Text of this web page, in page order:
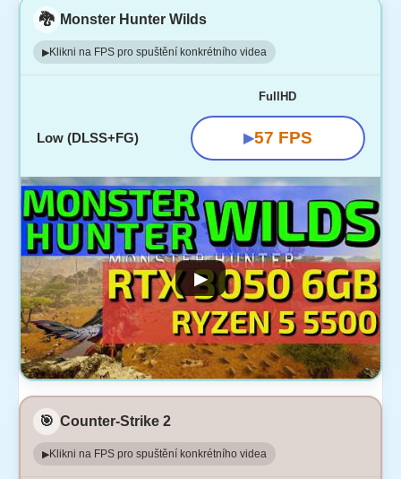
🐉 Monster Hunter Wilds
▶Klikni na FPS pro spuštění konkrétního videa
FullHD
Low (DLSS+FG) ▶57 FPS
▶
🎯 Counter-Strike 2
▶Klikni na FPS pro spuštění konkrétního videa